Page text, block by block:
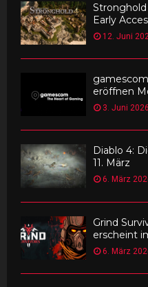
Early
12. Juni
eröffnen
3. Juni 2026
Diablo 4:
11. März
6. März
Grind
erscheint
6. März